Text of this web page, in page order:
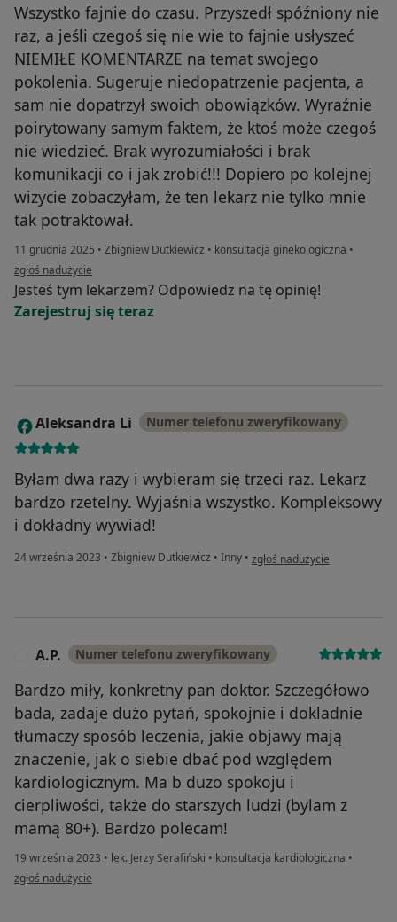
Wszystko fajnie do czasu. Przyszedł spóźniony nie
raz, a jeśli czegoś się nie wie to fajnie usłyszeć
NIEMIŁE KOMENTARZE na temat swojego
pokolenia. Sugeruje niedopatrzenie pacjenta, a
sam nie dopatrzył swoich obowiązków. Wyraźnie
poirytowany samym faktem, że ktoś może czegoś
nie wiedzieć. Brak wyrozumiałości i brak
komunikacji co i jak zrobić!!! Dopiero po kolejnej
wizycie zobaczyłam, że ten lekarz nie tylko mnie
tak potraktował.
11 grudnia 2025 • Zbigniew Dutkiewicz • konsultacja ginekologiczna •
w opinii użytkownika A.g.
zgłoś nadużycie
Jesteś tym lekarzem? Odpowiedz na tę opinię!
Zarejestruj się teraz
A Aleksandra Li Numer telefonu zweryfikowany
Byłam dwa razy i wybieram się trzeci raz. Lekarz
bardzo rzetelny. Wyjaśnia wszystko. Kompleksowy
i dokładny wywiad!
24 września 2023 • Zbigniew Dutkiewicz • Inny • w opinii użytkownika
zgłoś nadużycie
A.P. Numer telefonu zweryfikowany
Bardzo miły, konkretny pan doktor. Szczegółowo
bada, zadaje dużo pytań, spokojnie i dokladnie
tłumaczy sposób leczenia, jakie objawy mają
znaczenie, jak o siebie dbać pod względem
kardiologicznym. Ma b duzo spokoju i
cierpliwości, także do starszych ludzi (bylam z
mamą 80+). Bardzo polecam!
19 września 2023 • lek. Jerzy Serafiński • konsultacja kardiologiczna •
w opinii użytkownika A.P.
zgłoś nadużycie